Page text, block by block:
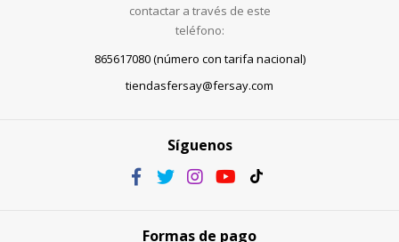
contactar a través de este
teléfono:
865617080 (número con tarifa nacional)
tiendasfersay@fersay.com
Síguenos
Formas de pago